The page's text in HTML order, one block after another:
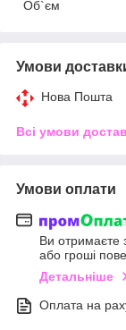
Об`єм
Умови
Нова Пошта
Всі умови
Умови оплати
Ви отримаєте
або гроші
Детальніше
Оплата на